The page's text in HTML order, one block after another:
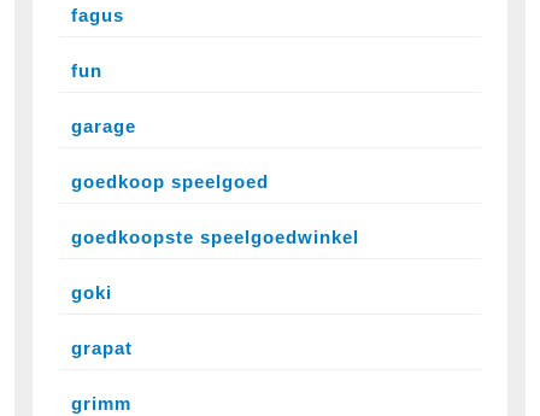
fagus
fun
garage
goedkoop speelgoed
goedkoopste speelgoedwinkel
goki
grapat
grimm